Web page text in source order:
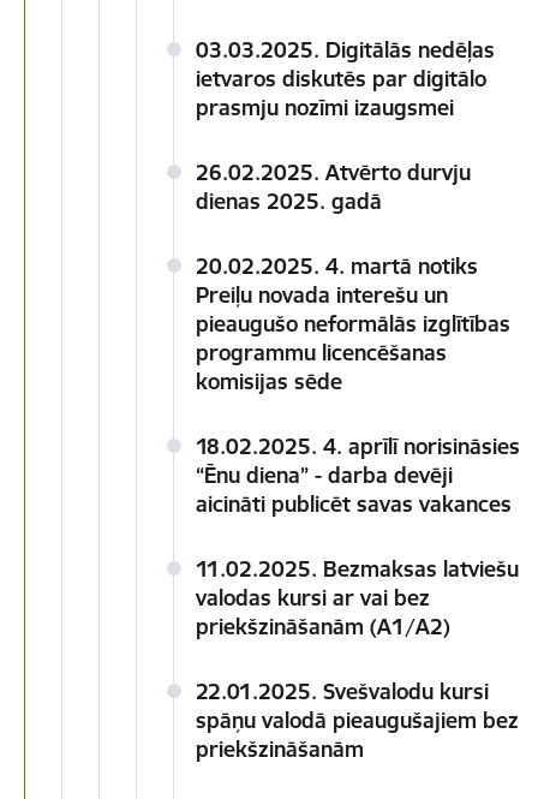
03.03.2025. Digitālās nedēļas
ietvaros diskutēs par digitālo
prasmju nozīmi izaugsmei
26.02.2025. Atvērto durvju
dienas 2025. gadā
20.02.2025. 4. martā notiks
Preiļu novada interešu un
pieaugušo neformālās izglītības
programmu licencēšanas
komisijas sēde
18.02.2025. 4. aprīlī norisināsies
“Ēnu diena” - darba devēji
aicināti publicēt savas vakances
11.02.2025. Bezmaksas latviešu
valodas kursi ar vai bez
priekšzināšanām (A1/A2)
22.01.2025. Svešvalodu kursi
spāņu valodā pieaugušajiem bez
priekšzināšanām